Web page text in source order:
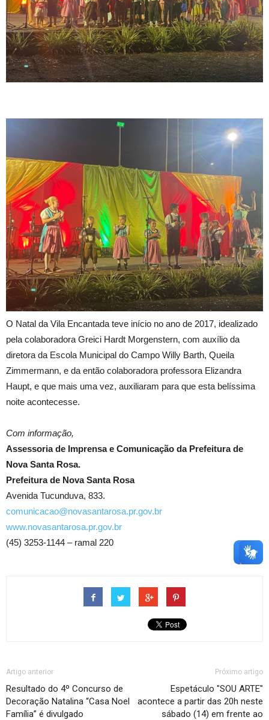
O Natal da Vila Encantada teve início no ano de 2017, idealizado
pela colaboradora Greici Hardt Morgenstern, com auxílio da
diretora da Escola Municipal do Campo Willy Barth, Queila
Zimmermann, e da então colaboradora professora Elizandra
Haupt, e que mais uma vez, auxiliaram para que esta belíssima
noite acontecesse.
Com informação,
Assessoria de Imprensa e Comunicação da Prefeitura de
Nova Santa Rosa.
Prefeitura de Nova Santa Rosa
Avenida Tucunduva, 833.
comunicacao@novasantarosa.pr.gov.br
www.novasantarosa.pr.gov.br
(45) 3253-1144 – ramal 220
Artigo anterior
Resultado do 4º Concurso de
Decoração Natalina “Casa Noel
Família” é divulgado
Próximo artigo
Espetáculo "SOU ARTE"
acontece a partir das 20h neste
sábado (14) em frente ao